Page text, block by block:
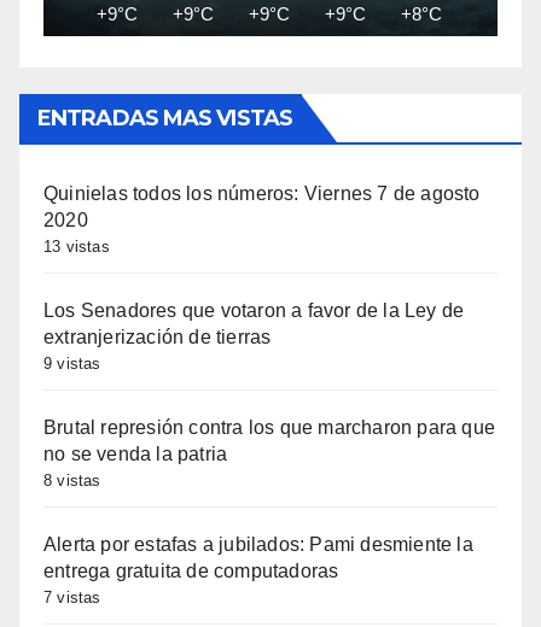
+9°C +9°C +9°C +9°C +8°C +9°C
ENTRADAS MAS VISTAS
Quinielas todos los números: Viernes 7 de agosto
2020
13 vistas
Los Senadores que votaron a favor de la Ley de
extranjerización de tierras
9 vistas
Brutal represión contra los que marcharon para que
no se venda la patria
8 vistas
Alerta por estafas a jubilados: Pami desmiente la
entrega gratuita de computadoras
7 vistas